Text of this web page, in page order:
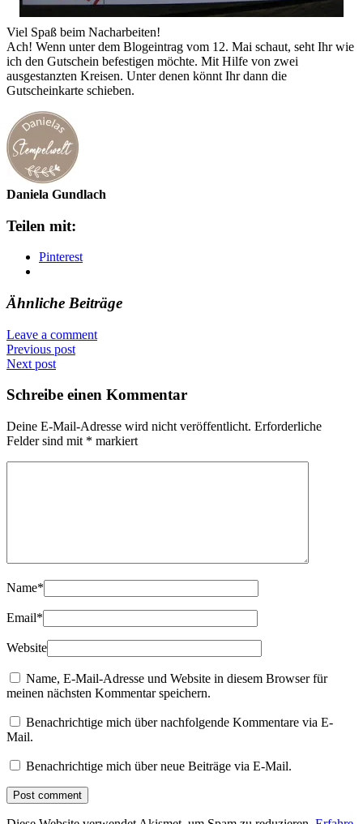
Viel Spaß beim Nacharbeiten!
Ach! Wenn unter dem Blogeintrag vom 12. Mai schaut, seht Ihr wie
ich den Gutschein befestigen möchte. Mit Hilfe von zwei
ausgestanzten Kreisen. Unter denen könnt Ihr dann die
Gutscheinkarte schieben.
Daniela Gundlach
Teilen mit:
Pinterest
Ähnliche Beiträge
Leave a comment
Previous post
Next post
Schreibe einen Kommentar
Deine E-Mail-Adresse wird nicht veröffentlicht. Erforderliche
Felder sind mit * markiert
Name*
Email*
Website
Name, E-Mail-Adresse und Website in diesem Browser für
meinen nächsten Kommentar speichern.
Benachrichtige mich über nachfolgende Kommentare via E-
Mail.
Benachrichtige mich über neue Beiträge via E-Mail.